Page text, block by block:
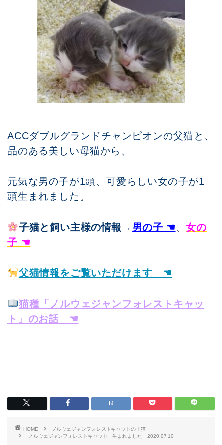
ACCダブルグランドチャンピオンの父猫と、
品のある美しい母猫から、
元気な男の子が1頭、可愛らしい女の子が1
頭生まれました。
子猫と飼い主様の情報 → 男の子 ☚、女の
子 ☚
父猫情報をご覧いただけます ☚
猫種「ノルウェジャンフォレストキャッ
ト」のお話 ☚
HOME
ノルウェジャンフォレストキャットの子猫
ノルウェジャンフォレストキャット 生まれました 2020.07.10